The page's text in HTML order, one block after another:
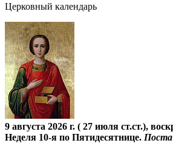
Церковный календарь
9 августа 2026 г. ( 27 июля ст.ст.),
Неделя 10-я по Пятидесятнице.